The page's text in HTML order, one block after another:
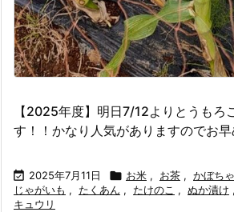
【2025年度】明日7/12よりとうもろ
す！！かなり人気がありますのでお早
 2025年7月11日  お米 , お茶 , かぼちゃ
じゃがいも , たくあん , たけのこ , ぬか漬け ,
キュウリ